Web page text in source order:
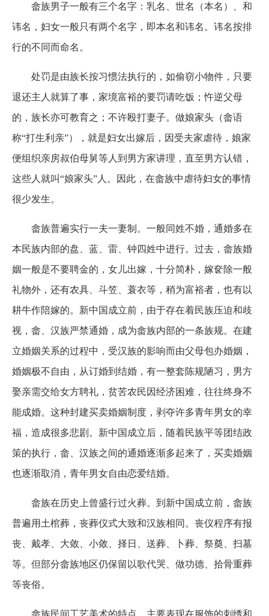
畲族男子一般有三个名字：乳名、世名（本名）、和
讳名，妇女一般只有两个名字，即本名和讳名。讳名按排
行的不同而命名。
处罚是由族长按习惯法执行的，如偷窃小物件，只要
退还主人就算了事，家境富裕的要罚请吃饭；忤逆父母
的，族长亦可教育之；不许殴打妻子。做娘家头（畲语
称“打生利亲”），就是妇女出嫁后，因受夫家虐待，娘家
便组织亲房叔伯母舅等人到男方家讲理，直至男方认错，
这些人就叫“娘家头”人。因此，在畲族中虐待妇女的事情
很少发生。
畲族普遍实行一夫一妻制。一般同姓不婚，通婚多在
本民族内部的盘、蓝、雷、钟四姓中进行。过去，畲族婚
姻一般是不要聘金的，女儿出嫁，十分简朴，嫁奁除一般
礼物外，还有农具、斗笠、蓑衣等，稍为富裕者，也有以
耕牛作陪嫁的。新中国成立前，由于存在着民族压迫和歧
视，畲、汉族严禁通婚，成为畲族内部的一条族规。在建
立婚姻关系的过程中，受汉族的影响而由父母包办婚姻，
婚姻极不自由，从订婚到结婚，有一整套陈规陋习，男方
娶亲需交给女方聘礼，贫苦农民因经济困难，往往终身不
能成婚。这种封建买卖婚姻制度，剥夺许多青年男女的幸
福，造成很多悲剧。新中国成立后，随着民族平等团结政
策的执行，畲、汉族之间的通婚逐渐多起来了，买卖婚姻
也逐渐取消，青年男女自由恋爱结婚。
畲族在历史上曾盛行过火葬。到新中国成立前，畲族
普遍用土棺葬，丧葬仪式大致和汉族相同。丧仪程序有报
丧、戴孝、大敛、小敛、择日、送葬、卜葬、祭奠、扫墓
等。但部分畲族地区仍保留以歌代哭、做功德、拾骨重葬
等丧俗。
畲族民间工艺美术的特点，主要表现在服饰的刺绣和